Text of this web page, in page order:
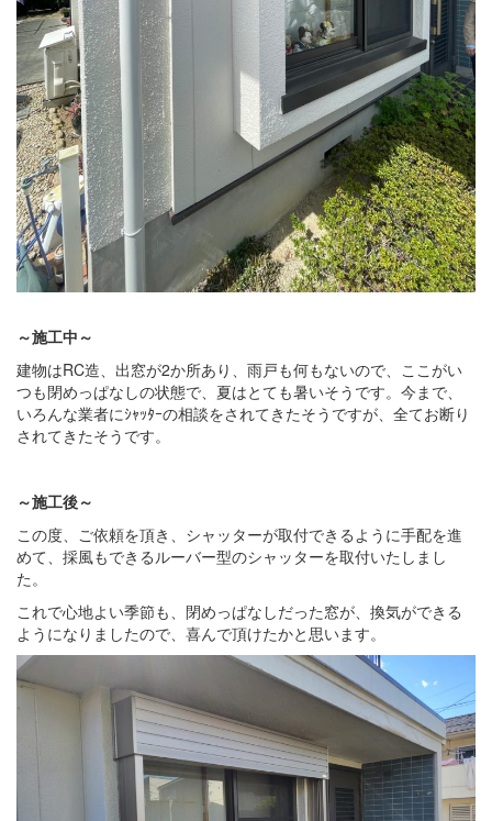
～施工中～
建物はRC造、出窓が2か所あり、雨戸も何もないので、ここがい
つも閉めっぱなしの状態で、夏はとても暑いそうです。今まで、
いろんな業者にｼｬｯﾀｰの相談をされてきたそうですが、全てお断り
されてきたそうです。
～施工後～
この度、ご依頼を頂き、シャッターが取付できるように手配を進
めて、採風もできるルーバー型のシャッターを取付いたしまし
た。
これで心地よい季節も、閉めっぱなしだった窓が、換気ができる
ようになりましたので、喜んで頂けたかと思います。